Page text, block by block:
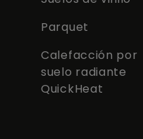
Parquet
Calefacción por
suelo radiante
QuickHeat